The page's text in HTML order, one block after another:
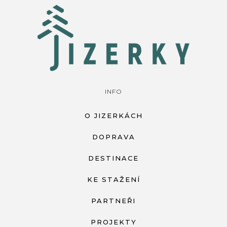
INFO
O JIZERKÁCH
DOPRAVA
DESTINACE
KE STAŽENÍ
PARTNEŘI
PROJEKTY